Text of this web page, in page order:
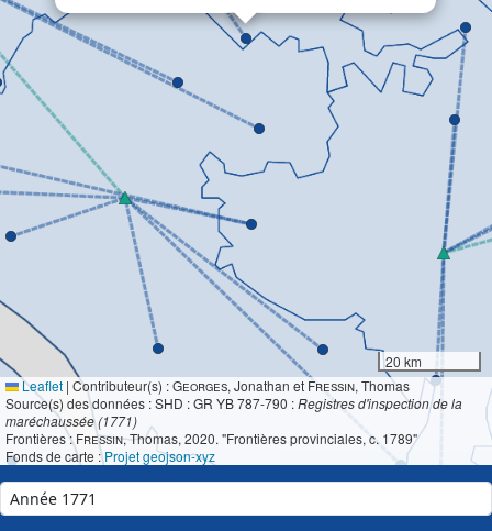
20 km
Leaflet | Contributeur(s) :Georges, Jonathan et Fressin, Thomas
Source(s) des données : SHD : GR YB 787-790 :Registres d'inspection de la
maréchaussée (1771)
Frontières :Fressin, Thomas, 2020. "Frontières provinciales, c. 1789"
Fonds de carte :Projet geojson-xyz